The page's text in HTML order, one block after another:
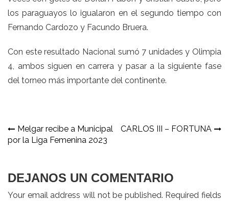
los paraguayos lo igualaron en el segundo tiempo con
Fernando Cardozo y Facundo Bruera.
Con este resultado Nacional sumó 7 unidades y Olimpia
4, ambos siguen en carrera y pasar a la siguiente fase
del torneo más importante del continente.
Navegación
de
Melgar recibe a Municipal
por la Liga Femenina 2023
CARLOS III – FORTUNA
DEJANOS UN COMENTARIO
Your email address will not be published. Required fields